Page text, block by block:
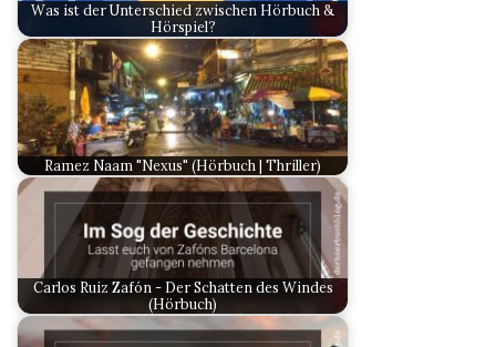
Was ist der Unterschied zwischen Hörbuch &
Hörspiel?
Ramez Naam "Nexus" (Hörbuch | Thriller)
Carlos Ruiz Zafón - Der Schatten des Windes
(Hörbuch)